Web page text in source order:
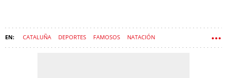
CATALUÑA DEPORTES FAMOSOS NATACIÓN